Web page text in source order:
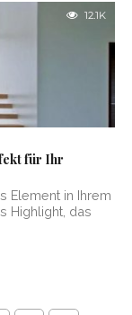
12.1K
für Ihr
Element in Ihrem
Highlight, das